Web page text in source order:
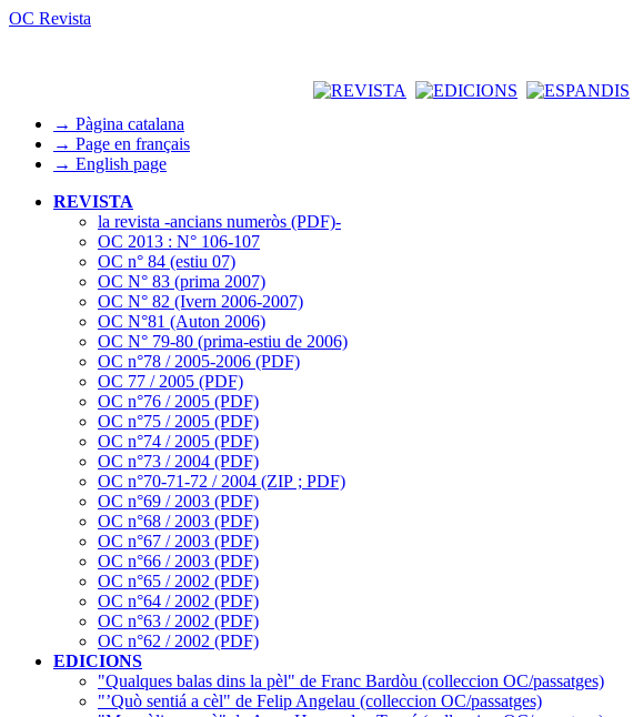
OC Revista
→ Pàgina catalana
→ Page en français
→ English page
REVISTA
la revista -ancians numeròs (PDF)-
OC 2013 : N° 106-107
OC n° 84 (estiu 07)
OC N° 83 (prima 2007)
OC N° 82 (Ivern 2006-2007)
OC N°81 (Auton 2006)
OC N° 79-80 (prima-estiu de 2006)
OC n°78 / 2005-2006 (PDF)
OC 77 / 2005 (PDF)
OC n°76 / 2005 (PDF)
OC n°75 / 2005 (PDF)
OC n°74 / 2005 (PDF)
OC n°73 / 2004 (PDF)
OC n°70-71-72 / 2004 (ZIP ; PDF)
OC n°69 / 2003 (PDF)
OC n°68 / 2003 (PDF)
OC n°67 / 2003 (PDF)
OC n°66 / 2003 (PDF)
OC n°65 / 2002 (PDF)
OC n°64 / 2002 (PDF)
OC n°63 / 2002 (PDF)
OC n°62 / 2002 (PDF)
EDICIONS
"Qualques balas dins la pèl" de Franc Bardòu (colleccion OC/passatges)
"’Quò sentiá a cèl" de Felip Angelau (colleccion OC/passatges)